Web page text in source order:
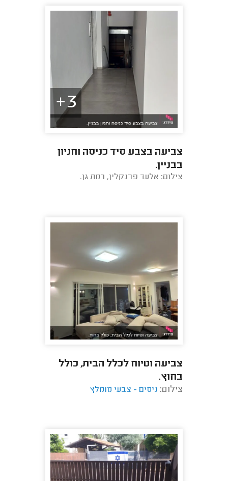
3+
צביעה בצבע סיד כניסה וחניון
בבניין.
צילום: אלעד פרנקלין, רמת גן.
צביעה וטיוח לכלל הבית, כולל
בחוץ.
צילום: ניסים - צבעי מומלץ